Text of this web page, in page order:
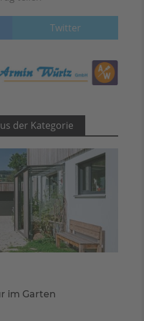
Twitter
der Kategorie
im Garten